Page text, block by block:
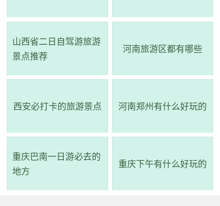
相映，如同美人照镜，给大自然增添了无限的色彩。
3、向海自然保护区
米处
吉林向海国家级自然保护区成立于1981年，是以保
山西省二日自驾游旅游
景点推荐
河南旅游区都有哪些
西安必打卡的旅游景点 河南郑州有什么好玩的
重庆巴南一日游必去的
地方
重庆下午有什么好玩的